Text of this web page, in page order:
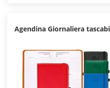
Agendina Giornaliera